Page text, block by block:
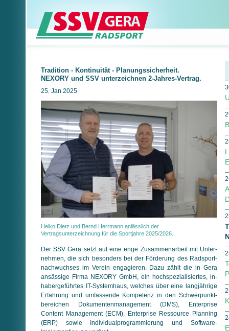
Tradition - Kontinuität - Planungssicherheit.
NEXORY und SSV unterzeichnen 2-Jahres-Vertrag.
25. Jan 2025
Heiko Dietz und Bernd Herrmann anlässlich der
Vertragsunterzeichnung für die Sportjahre 2025/2026.
Der SSV Gera setzt auf eine enge Zusammenarbeit mit Unter­
nehmen, die sich besonders bei der Förderung des Rad­sport­
nach­wuchses im Verein engagieren. Dazu zählt die in Gera
ansässige Firma NEXORY GmbH, ein hochspezialisiertes, in­
ha­ber­ge­führtes IT-Systemhaus, welches über eine langjährige
Erfahrung und umfassende Kompetenz in den Schwer­punkt­
berei­chen Dokumentenmanagement (DMS), Enterprise
Content Management (ECM), Enterprise Ressource Planning
(ERP) sowie Individualprogrammierung und Software-